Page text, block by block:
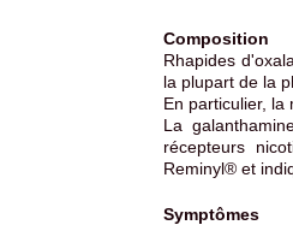
Composition
Rhapides
la plupart de la
En particulier, la
La
récepteurs
Reminyl® et
Symptômes